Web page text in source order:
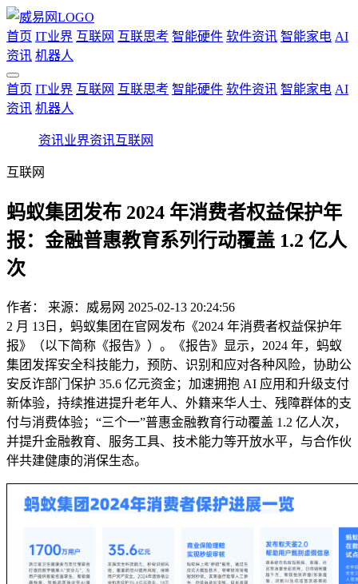
首页 IT业界 互联网 互联思考 智能硬件 软件资讯 智能家电 AI
资讯 机器人
首页 IT业界 互联网 互联思考 智能硬件 软件资讯 智能家电 AI
资讯 机器人
资讯业界资讯互联网
互联网
蚂蚁集团发布 2024 年消费者权益保护年
报：金融普惠教育系列行动覆盖 1.2 亿人
次
作者： 来源：威易网 2025-02-13 20:24:56
2 月 13日，蚂蚁集团在官网发布《2024 年消费者权益保护年
报》（以下简称《报告》）。《报告》显示，2024 年，蚂蚁
集团发挥安全科技能力，预防、识别和应对各种风险，协助公
安反诈部门保护 35.6 亿元资金；加速拥抱 AI 应用和升级支付
新体验，持续推进提升老年人、外籍来华人士、残障群体的支
付与消费体验；“三个一”普惠金融教育行动覆盖 1.2 亿人次，
并提升金融教育、服务工具、技术能力等开放水平，与合作伙
伴共建健康的消保生态。